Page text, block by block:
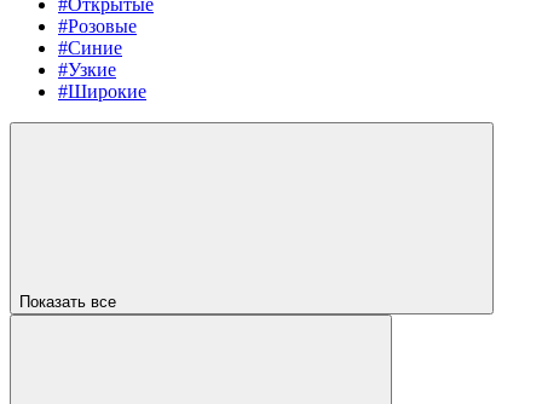
#Розовые
#Синие
#Узкие
#Широкие
Показать все